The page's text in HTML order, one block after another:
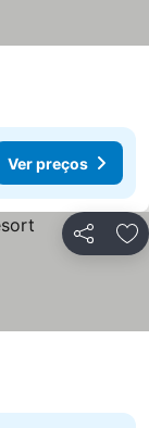
Ver preços
Partilhar